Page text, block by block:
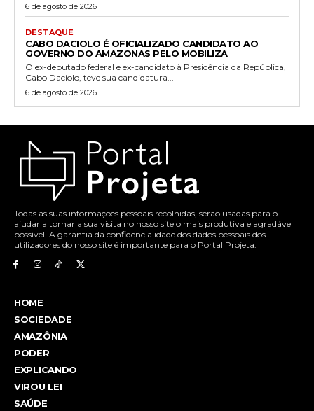
6 de agosto de 2026
DESTAQUE
CABO DACIOLO É OFICIALIZADO CANDIDATO AO
GOVERNO DO AMAZONAS PELO MOBILIZA
O ex-deputado federal e ex-candidato à Presidência da República,
Cabo Daciolo, teve sua candidatura...
6 de agosto de 2026
Todas as suas informações pessoais recolhidas, serão usadas para o
ajudar a tornar a sua visita no nosso site o mais produtiva e agradável
possível. A garantia da confidencialidade dos dados pessoais dos
utilizadores do nosso site é importante para o Portal Projeta.
HOME
SOCIEDADE
AMAZÔNIA
PODER
EXPLICANDO
VIROU LEI
SAÚDE